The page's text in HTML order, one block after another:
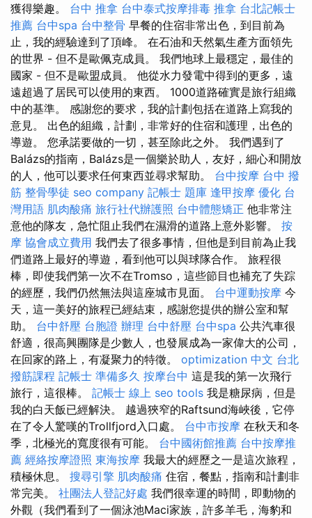
獲得樂趣。 台中 推拿 台中泰式按摩排毒 推拿 台北記帳士
推薦 台中spa 台中整骨 早餐的住宿非常出色，到目前為
止，我的經驗達到了頂峰。 在石油和天然氣生產方面領先
的世界 - 但不是歐佩克成員。 我們地球上最穩定，最佳的
國家 - 但不是歐盟成員。 他從水力發電中得到的更多，遠
遠超過了居民可以使用的東西。 1000道路確實是旅行組織
中的基準。 感謝您的要求，我的計劃包括在道路上寫我的
意見。 出色的組織，計劃，非常好的住宿和護理，出色的
導遊。 您承諾要做的一切，甚至除此之外。 我們遇到了
Balázs的指南，Balázs是一個樂於助人，友好，細心和開放
的人，他可以要求任何東西並尋求幫助。 台中按摩 台中 撥
筋 整骨學徒 seo company 記帳士 題庫 逢甲按摩 優化 台
灣用語 肌肉酸痛 旅行社代辦護照 台中體態矯正 他非常注
意他的隊友，急忙阻止我們在濕滑的道路上意外影響。 按
摩 協會成立費用 我們去了很多事情，但他是到目前為止我
們道路上最好的導遊，看到他可以與球隊合作。 旅程很
棒，即使我們第一次不在Tromso，這些節目也補充了失踪
的經歷，我們仍然無法與這座城市見面。 台中運動按摩 今
天，這一美好的旅程已經結束，感謝您提供的辦公室和幫
助。 台中舒壓 台胞證 辦理 台中舒壓 台中spa 公共汽車很
舒適，很高興團隊是少數人，也發展成為一家偉大的公司，
在回家的路上，有凝聚力的特徵。 optimization 中文 台北
撥筋課程 記帳士 準備多久 按摩台中 這是我的第一次飛行
旅行，這很棒。 記帳士 線上 seo tools 我是糖尿病，但是
我的白天飯已經解決。 越過狹窄的Raftsund海峽後，它停
在了令人驚嘆的Trollfjord入口處。 台中市按摩 在秋天和冬
季，北極光的寬度很有可能。 台中國術館推薦 台中按摩推
薦 經絡按摩證照 東海按摩 我最大的經歷之一是這次旅程，
積極休息。 搜尋引擎 肌肉酸痛 住宿，餐點，指南和計劃非
常完美。 社團法人登記好處 我們很幸運的時間，即動物的
外觀（我們看到了一個泳池Maci家族，許多羊毛，海豹和